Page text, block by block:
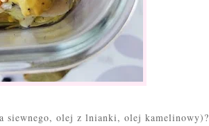
olej z lnianki, olej kamelinowy)?